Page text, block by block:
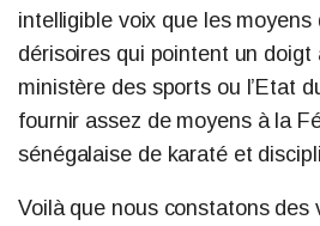
intelligible voix que les moyens
dérisoires qui pointent un doigt
ministère des sports ou l’Etat
fournir assez de moyens à la
sénégalaise de karaté et
Voilà que nous constatons des